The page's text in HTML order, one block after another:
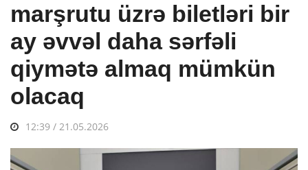
marşrutu üzrə biletləri bir
ay əvvəl daha sərfəli
qiymətə almaq mümkün
olacaq
12:39 / 21.05.2026